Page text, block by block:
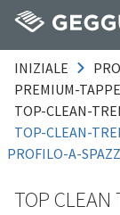
INIZIALE
PREMIUM-
TOP-CLEAN-
TOP-CLEAN-
PROFILO-A-
TOP CLEAN